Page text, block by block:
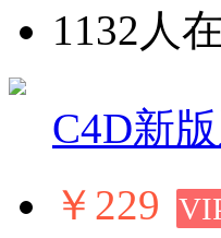
1132人
C4D新
￥229